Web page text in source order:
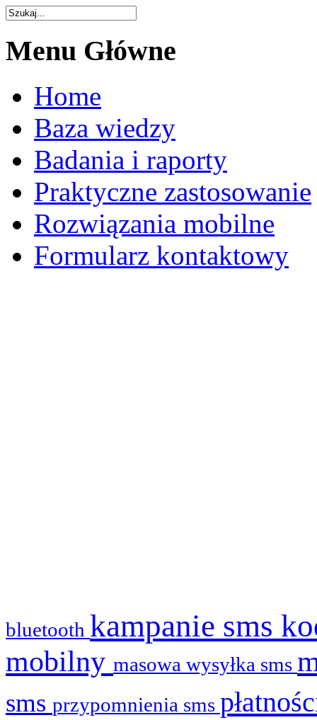
Menu Główne
Home
Baza wiedzy
Badania i raporty
Praktyczne zastosowanie
Rozwiązania mobilne
Formularz kontaktowy
bluetooth kampanie sms
mobilny masowa wysyłka sms
sms przypomnienia sms